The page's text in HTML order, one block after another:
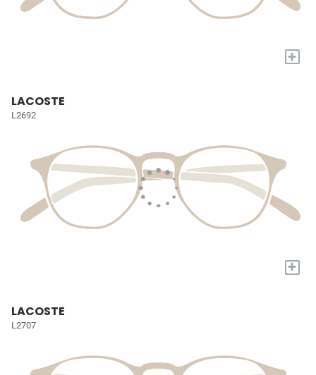
+
LACOSTE
L2692
+
LACOSTE
L2707